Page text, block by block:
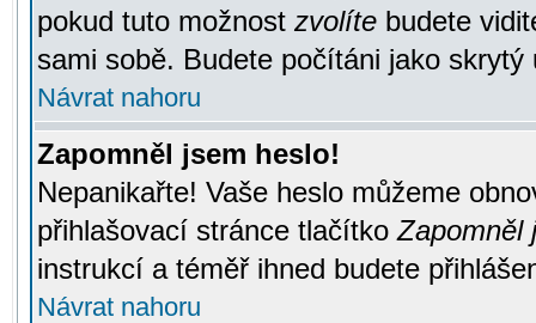
pokud tuto možnost zvolíte budete
sami sobě. Budete počítáni jako skrytý
Návrat nahoru
Zapomněl jsem heslo!
Nepanikařte! Vaše heslo můžeme
přihlašovací stránce tlačítkoZapomněl
instrukcí a téměř ihned budete
Návrat nahoru